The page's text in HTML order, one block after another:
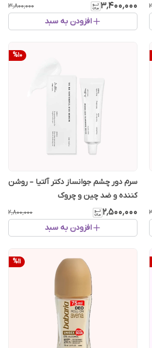
۳٬۴۰۰٬۰۰۰ ۳٬۸۰۰٬۰۰۰
افزودن به سبد
%10
سرم دور چشم جوانساز دکتر آلتیا – روشن
کننده و ضد چین و چروک
۲٬۵۰۰٬۰۰۰ ۲٬۸۰۰٬۰۰۰
افزودن به سبد
%11